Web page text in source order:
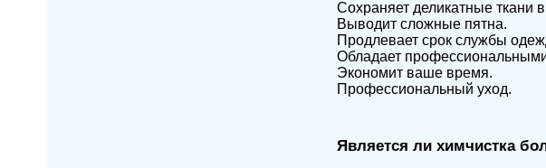
Сохраняет деликатные ткани
Выводит сложные пятна.
Продлевает срок службы
Обладает
Экономит ваше время.
Профессиональный уход.
Является ли химчистка